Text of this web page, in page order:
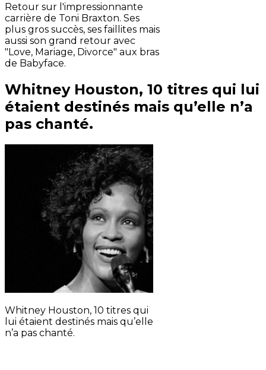
Retour sur l'impressionnante
carrière de Toni Braxton. Ses
plus gros succès, ses faillites mais
aussi son grand retour avec
"Love, Mariage, Divorce" aux bras
de Babyface.
Whitney Houston, 10 titres qui lui
étaient destinés mais qu’elle n’a
pas chanté.
Whitney Houston, 10 titres qui
lui étaient destinés mais qu’elle
n’a pas chanté.